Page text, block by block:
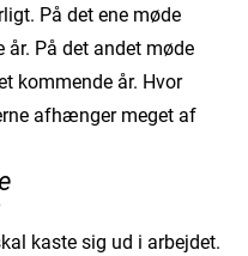
På det ene møde
På det andet møde
kommende år. Hvor
afhænger meget af
kaste sig ud i arbejdet.